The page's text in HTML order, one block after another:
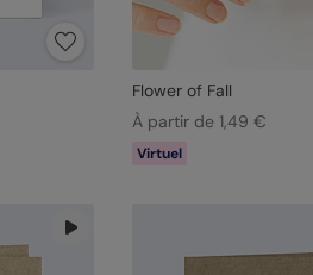
Flower of Fall
À partir de 1,49 €
Virtuel